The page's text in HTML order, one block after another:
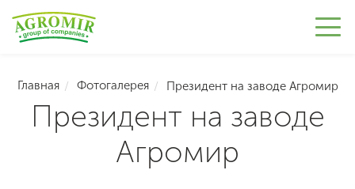
Главная Фотогалерея Президент на заводе Агромир
Президент на заводе
Агромир